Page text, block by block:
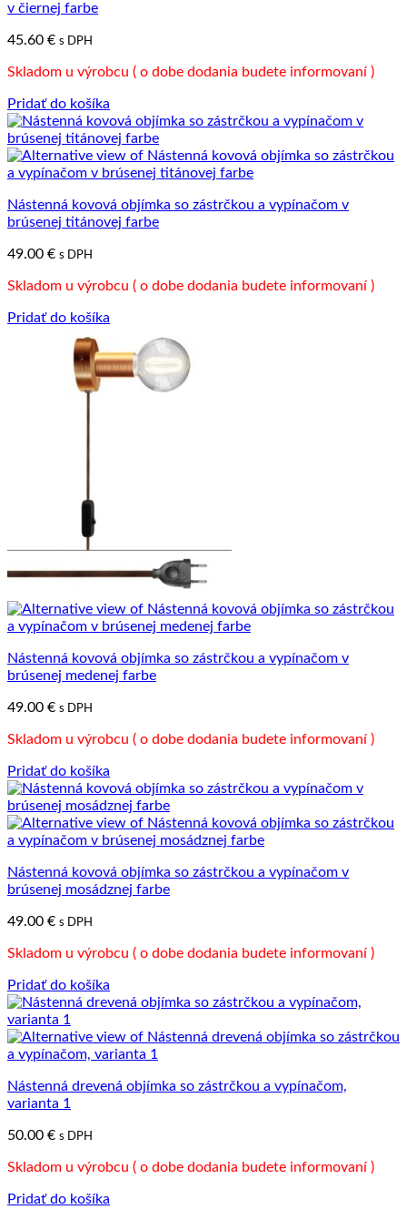
v čiernej farbe
45.60 € s DPH
Skladom u výrobcu ( o dobe dodania budete informovaní )
Pridať do košíka
Nástenná kovová objímka so zástrčkou a vypínačom v
brúsenej titánovej farbe
49.00 € s DPH
Skladom u výrobcu ( o dobe dodania budete informovaní )
Pridať do košíka
Nástenná kovová objímka so zástrčkou a vypínačom v
brúsenej medenej farbe
49.00 € s DPH
Skladom u výrobcu ( o dobe dodania budete informovaní )
Pridať do košíka
Nástenná kovová objímka so zástrčkou a vypínačom v
brúsenej mosádznej farbe
49.00 € s DPH
Skladom u výrobcu ( o dobe dodania budete informovaní )
Pridať do košíka
Nástenná drevená objímka so zástrčkou a vypínačom,
varianta 1
50.00 € s DPH
Skladom u výrobcu ( o dobe dodania budete informovaní )
Pridať do košíka